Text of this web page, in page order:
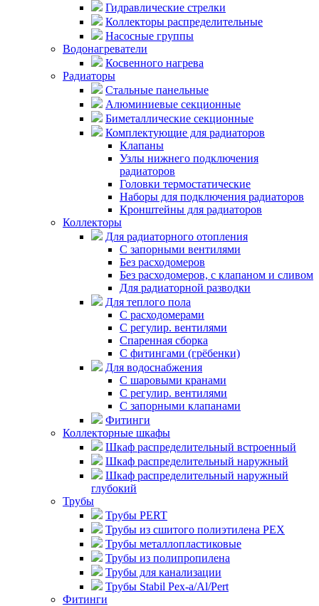
Гидравлические стрелки
Коллекторы распределительные
Насосные группы
Водонагреватели
Косвенного нагрева
Радиаторы
Стальные панельные
Алюминиевые секционные
Биметаллические секционные
Комплектующие для радиаторов
Клапаны
Узлы нижнего подключения
радиаторов
Головки термостатические
Наборы для подключения радиаторов
Кронштейны для радиаторов
Коллекторы
Для радиаторного отопления
С запорными вентилями
Без расходомеров
Без расходомеров, с клапаном и сливом
Для радиаторной разводки
Для теплого пола
C расходомерами
С регулир. вентилями
Спаренная сборка
С фитингами (грёбенки)
Для водоснабжения
С шаровыми кранами
С регулир. вентилями
С запорными клапанами
Фитинги
Коллекторные шкафы
Шкаф распределительный встроенный
Шкаф распределительный наружный
Шкаф распределительный наружный
глубокий
Трубы
Трубы PERT
Трубы из сшитого полиэтилена PEX
Трубы металлопластиковые
Трубы из полипропилена
Трубы для канализации
Трубы Stabil Pex-a/Al/Pert
Фитинги